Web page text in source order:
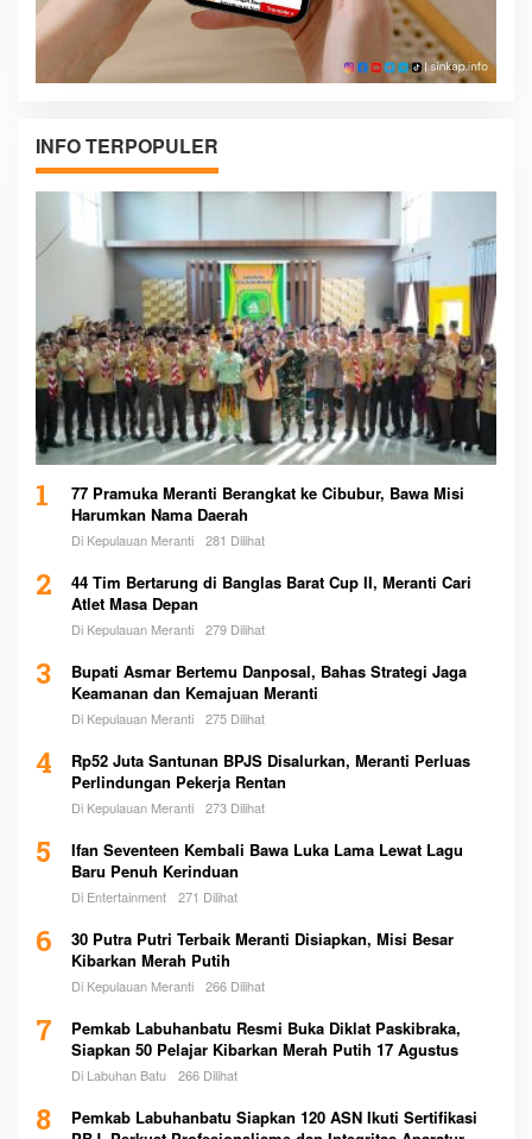
INFO TERPOPULER
1
77 Pramuka Meranti Berangkat ke Cibubur, Bawa Misi
Harumkan Nama Daerah
Di Kepulauan Meranti 281 Dilihat
2
44 Tim Bertarung di Banglas Barat Cup II, Meranti Cari
Atlet Masa Depan
Di Kepulauan Meranti 279 Dilihat
3
Bupati Asmar Bertemu Danposal, Bahas Strategi Jaga
Keamanan dan Kemajuan Meranti
Di Kepulauan Meranti 275 Dilihat
4
Rp52 Juta Santunan BPJS Disalurkan, Meranti Perluas
Perlindungan Pekerja Rentan
Di Kepulauan Meranti 273 Dilihat
5
Ifan Seventeen Kembali Bawa Luka Lama Lewat Lagu
Baru Penuh Kerinduan
Di Entertainment 271 Dilihat
6
30 Putra Putri Terbaik Meranti Disiapkan, Misi Besar
Kibarkan Merah Putih
Di Kepulauan Meranti 266 Dilihat
7
Pemkab Labuhanbatu Resmi Buka Diklat Paskibraka,
Siapkan 50 Pelajar Kibarkan Merah Putih 17 Agustus
Di Labuhan Batu 266 Dilihat
8
Pemkab Labuhanbatu Siapkan 120 ASN Ikuti Sertifikasi